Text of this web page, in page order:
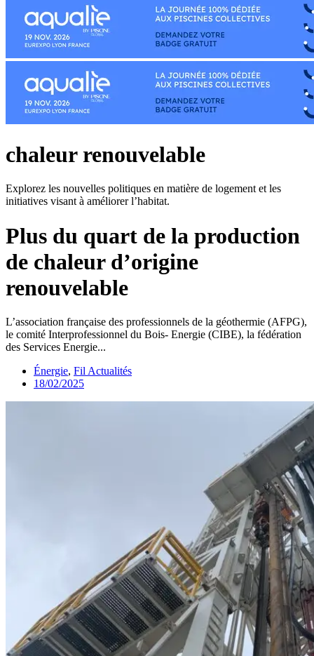
chaleur renouvelable
Explorez les nouvelles politiques en matière de logement et les
initiatives visant à améliorer l’habitat.
Plus du quart de la production
de chaleur d’origine
renouvelable
L’association française des professionnels de la géothermie (AFPG),
le comité Interprofessionnel du Bois- Energie (CIBE), la fédération
des Services Energie...
Énergie, Fil Actualités
18/02/2025